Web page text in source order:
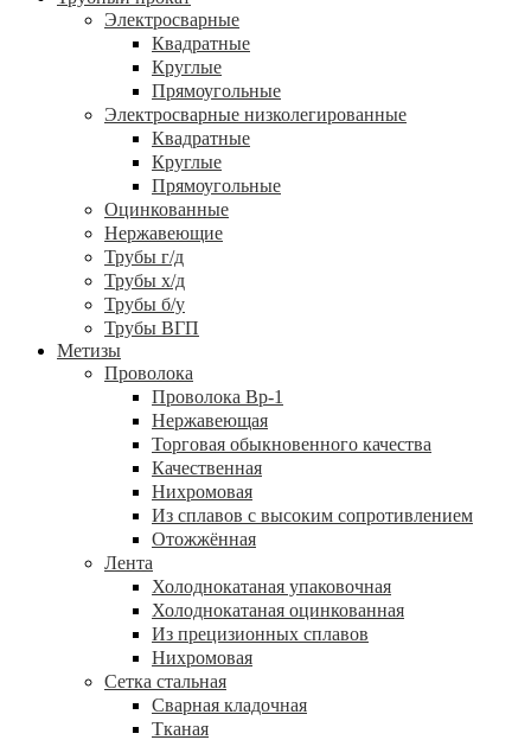
Электросварные
Квадратные
Круглые
Прямоугольные
Электросварные низколегированные
Квадратные
Круглые
Прямоугольные
Оцинкованные
Нержавеющие
Трубы г/д
Трубы х/д
Трубы б/у
Трубы ВГП
Метизы
Проволока
Проволока Вр-1
Нержавеющая
Торговая обыкновенного качества
Качественная
Нихромовая
Из сплавов с высоким сопротивлением
Отожжённая
Лента
Холоднокатаная упаковочная
Холоднокатаная оцинкованная
Из прецизионных сплавов
Нихромовая
Сетка стальная
Сварная кладочная
Тканая